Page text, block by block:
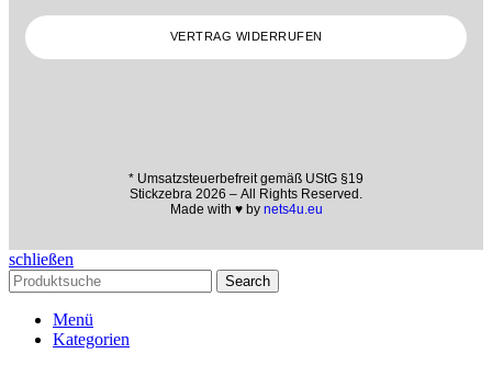
VERTRAG WIDERRUFEN
* Umsatzsteuerbefreit gemäß UStG §19
Stickzebra 2026 – All Rights Reserved.
Made with ♥ by nets4u.eu
schließen
Search
Menü
Kategorien